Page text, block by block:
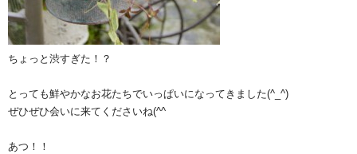
ちょっと渋すぎた！？
とっても鮮やかなお花たちでいっぱいになってきました(^_^)
ぜひぜひ会いに来てくださいね(^^ゞ
あつ！！